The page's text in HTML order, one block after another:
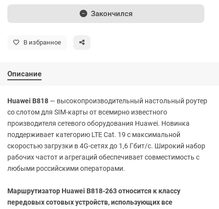
Закончился
В избранное
Описание
Huawei B818 — высокопроизводительный настольный роутер
со слотом для SIM-карты от всемирно известного
производителя сетевого оборудования Huawei. Новинка
поддерживает категорию LTE Cat. 19 с максимальной
скоростью загрузки в 4G-сетях до 1,6 Гбит/с. Широкий набор
рабочих частот и агрегаций обеспечивает совместимость с
любыми российскими операторами.
Маршрутизатор Huawei B818-263 относится к классу
передовых сотовых устройств, использующих все